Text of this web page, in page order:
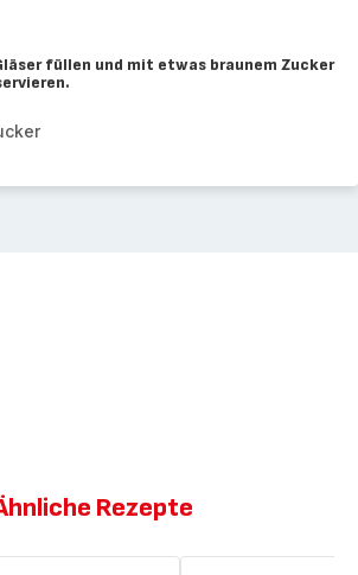
füllen und mit etwas braunem Zucker
Rezepte